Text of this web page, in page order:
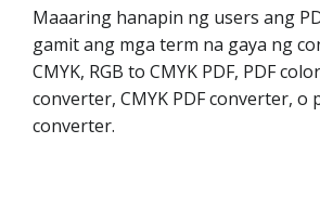
Maaaring hanapin ng users ang
gamit ang mga term na gaya ng
CMYK, RGB to CMYK PDF, PDF
converter, CMYK PDF converter, o
converter.